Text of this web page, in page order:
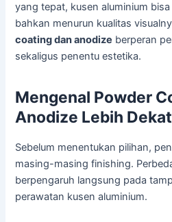
yang tepat, kusen aluminium
bahkan menurun kualitas
coating dan anodize berperan
sekaligus penentu estetika.
Mengenal Powder
Anodize Lebih Dekat
Sebelum menentukan pilihan,
masing-masing finishing.
berpengaruh langsung pada
perawatan kusen aluminium.